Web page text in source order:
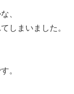
、
しまいました。
。